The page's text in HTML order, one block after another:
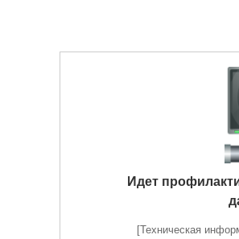
Идет
[Техническая